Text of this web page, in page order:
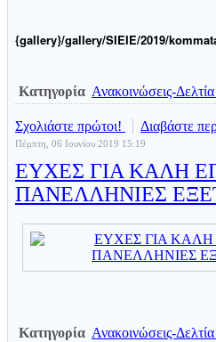
{gallery}/gallery/SIEIE/2019/
Κατηγορία Ανακοινώσεις-
Σχολιάστε πρώτοι! Διαβάστε
Πέμπτη, 06 Ιουνίου 2019 15:19
ΕΥΧΕΣ ΓΙΑ ΚΑΛΗ
ΠΑΝΕΛΛΗΝΙΕΣ
Κατηγορία Ανακοινώσεις-